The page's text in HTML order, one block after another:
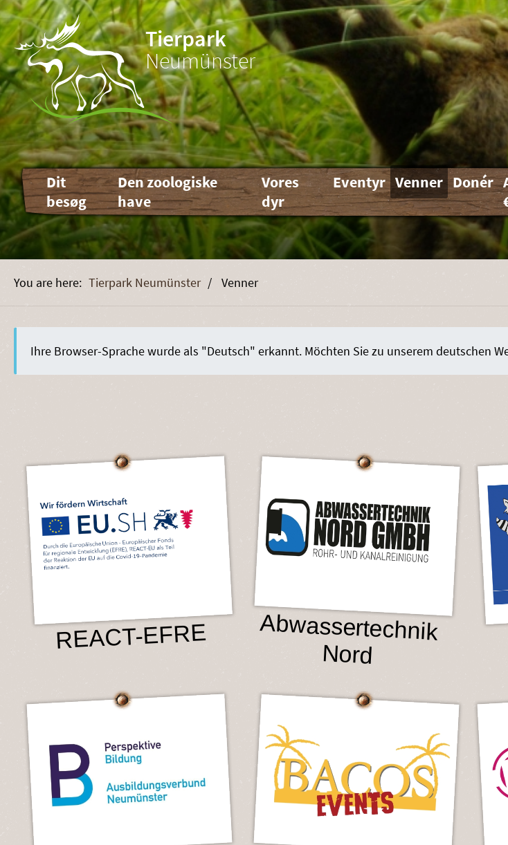
Tierpark
Neumünster
Skip
navigation
Dit
besøg
Den zoologiske
have
Vores
dyr
Eventyr Venner Donér
Tierpark Neumünster Venner
Ihre Browser-Sprache wurde als "Deutsch" erkannt. Möchten Sie zu unserem deutschen
REACT-EFRE Abwassertechnik
Nord